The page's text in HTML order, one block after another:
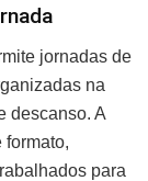
jornadas de
na
descanso. A
formato,
para